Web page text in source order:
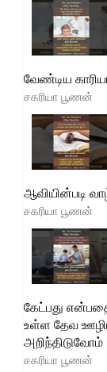
வேண்டிய
சகரியா பூணன்
ஆவியின்படி
சகரியா பூணன்
கேட்பது
உள்ள தேவ
அறிந்திடுவோம்
சகரியா பூணன்